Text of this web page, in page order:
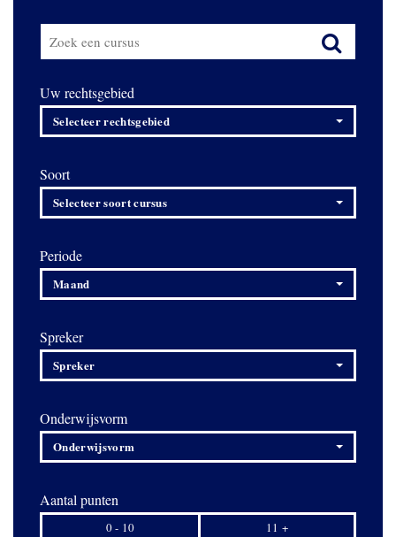
Uw rechtsgebied
Selecteer rechtsgebied
Soort
Selecteer soort cursus
Periode
Maand
Spreker
Spreker
Onderwijsvorm
Onderwijsvorm
Aantal punten
0 - 10 11 +